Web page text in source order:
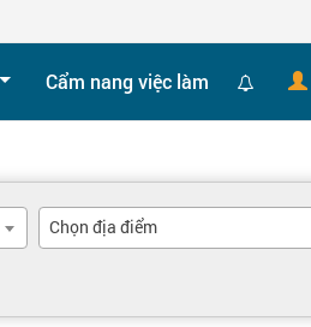
Cẩm nang việc làm
Chọn địa điểm